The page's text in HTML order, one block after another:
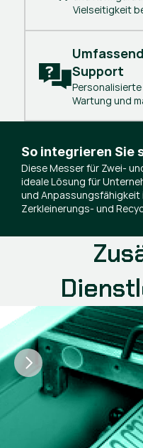
Vielseitigkeit
Support
Wartung und
So integrieren Sie
Diese Messer für Zwei-
ideale Lösung für
und Anpassungsfähigkeit
Zerkleinerungs- und